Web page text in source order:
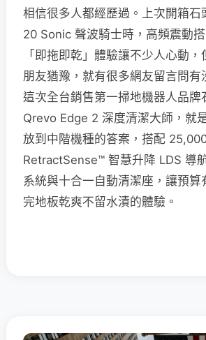
相信很多人都經歷過。上次開箱石
20 Sonic 聲波騎士時，高頻震動
「即拖即乾」體驗讓不少人心動
朋友猶豫，就有很多網友留言問有
這次全台銷售第一掃地機器人品牌
Qrevo Edge 2 深度清潔大師，就
放到中階機種的答案，搭配
RetractSense™ 智慧升降 LDS 導
系統與十合一自動清潔座，讓預算
完地板乾爽不留水漬的體驗。